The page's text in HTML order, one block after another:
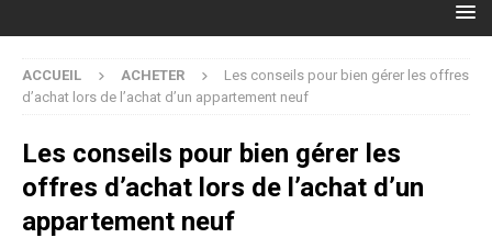
ACCUEIL ACHETER
Les conseils pour bien gérer les offres
d’achat lors de l’achat d’un appartement neuf
Les conseils pour bien gérer les
offres d’achat lors de l’achat d’un
appartement neuf